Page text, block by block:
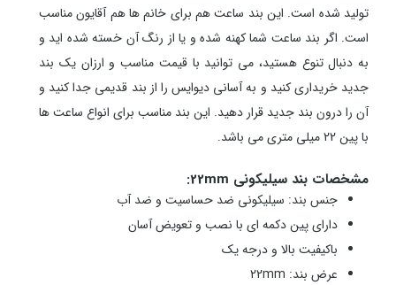
تولید شده است. این بند ساعت هم برای خانم ها هم آقایون مناسب
است. اگر بند ساعت شما کهنه شده و یا از رنگ آن خسته شده اید و
به دنبال تنوع هستید، می توانید با قیمت مناسب و ارزان یک بند
جدید خریداری کنید و به آسانی دیوایس را از بند قدیمی جدا کنید و
آن را درون بند جدید قرار دهید. این بند مناسب برای انواع ساعت ها
با پین 22 میلی متری می باشد.
مشخصات بند سیلیکونی 22mm:
جنس بند: سیلیکونی ضد حساسیت و ضد آب
دارای پین دکمه ای با نصب و تعویض آسان
باکیفیت بالا و درجه یک
عرض بند: 22mm